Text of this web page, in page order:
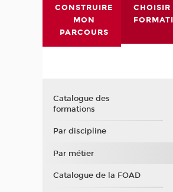
CONSTRUIRE
MON
PARCOURS
CHOISIR
Catalogue des
formations
Par discipline
Par métier
Catalogue de la FOAD